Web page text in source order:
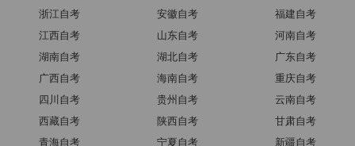
浙江自考
安徽自考
福建自考
江西自考
山东自考
河南自考
湖南自考
湖北自考
广东自考
广西自考
海南自考
重庆自考
四川自考
贵州自考
云南自考
西藏自考
陕西自考
甘肃自考
青海自考
宁夏自考 新疆自考